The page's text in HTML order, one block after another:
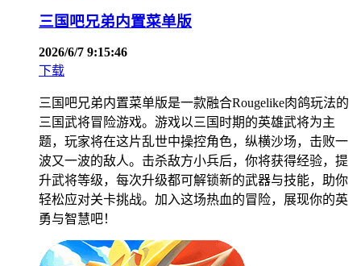
三国吧兄弟内置菜单版
2026/6/7 9:15:46
下载
三国吧兄弟内置菜单版是一款融合Rougelike肉鸽玩法的
三国武将冒险游戏。游戏以三国时期的英雄武将为主
题，玩家将在这片乱世中操控角色，纵横沙场，击败一
波又一波的敌人。击杀敌方小兵后，你将获得经验，提
升武将等级，每次升级都可解锁新的武器与技能，助你
轻松应对关卡挑战。加入这场热血的冒险，展现你的英
勇与智慧吧！